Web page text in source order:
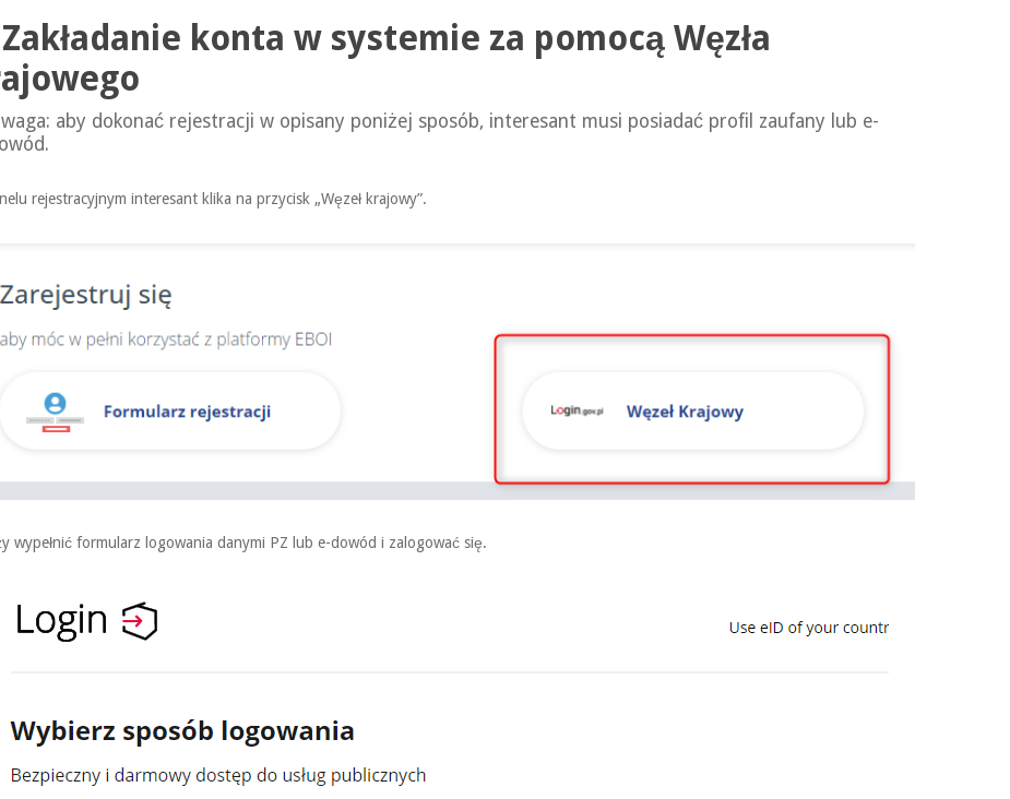
konta w systemie za pomocą Węzła
aby dokonać rejestracji w opisany poniżej sposób, interesant musi posiadać profil zaufany lub e-
rejestracyjnym interesant klika na przycisk „Węzeł krajowy”.
wypełnić formularz logowania danymi PZ lub e-dowód i zalogować się.